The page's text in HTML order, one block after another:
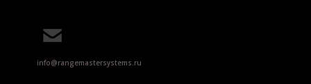
info@rangemastersystems.ru